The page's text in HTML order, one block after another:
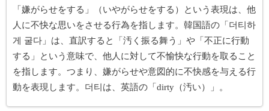
「嫌がらせをする」（いやがらせをする）という表現は、他
人に不快な思いをさせる行為を指します。韓国語の「더티하
게 굴다」は、直訳すると「汚く振る舞う」や「不正に行動
する」という意味で、他人に対して不愉快な行動を取ること
を指します。つまり、嫌がらせや意図的に不快感を与える行
動を表現します。더티は、英語の「dirty（汚い）」。